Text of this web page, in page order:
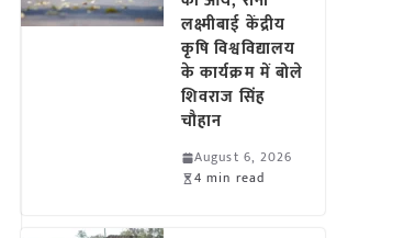
लक्ष्मीबाई केंद्रीय
कृषि विश्वविद्यालय
के कार्यक्रम में बोले
शिवराज सिंह
चौहान
August 6, 2026
4 min read